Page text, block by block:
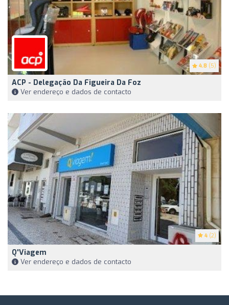
4.8 (5)
ACP - Delegação Da Figueira Da Foz
Ver endereço e dados de contacto
4 (2)
Q'Viagem
Ver endereço e dados de contacto